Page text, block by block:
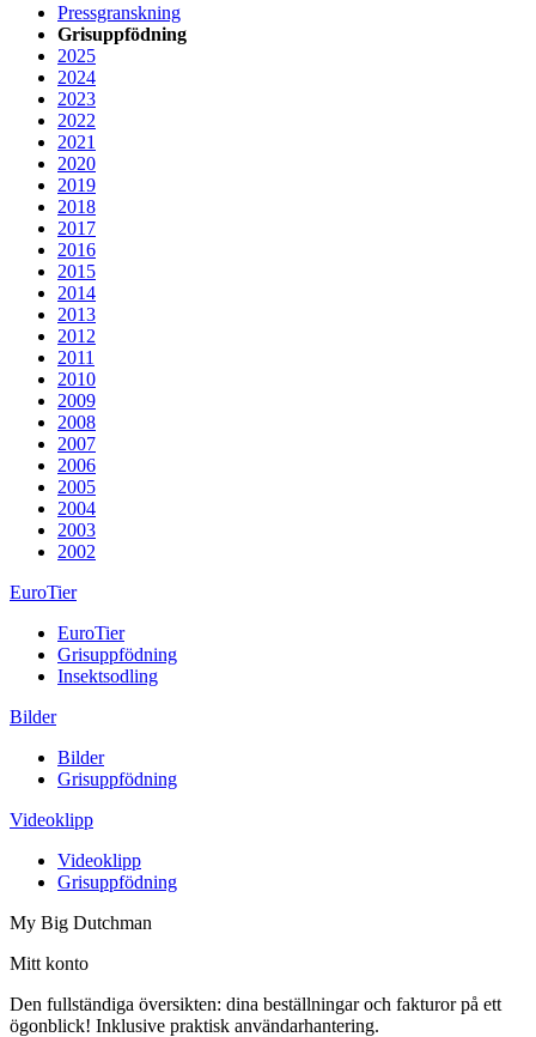
Pressgranskning
Grisuppfödning
2025
2024
2023
2022
2021
2020
2019
2018
2017
2016
2015
2014
2013
2012
2011
2010
2009
2008
2007
2006
2005
2004
2003
2002
EuroTier
EuroTier
Grisuppfödning
Insektsodling
Bilder
Bilder
Grisuppfödning
Videoklipp
Videoklipp
Grisuppfödning
My Big Dutchman
Mitt konto
Den fullständiga översikten: dina beställningar och fakturor på ett
ögonblick! Inklusive praktisk användarhantering.